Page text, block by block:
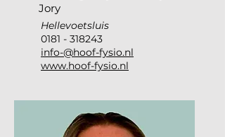
Jory
Hellevoetsluis
0181 - 318243
info-@hoof-fysio.nl
www.hoof-fysio.nl